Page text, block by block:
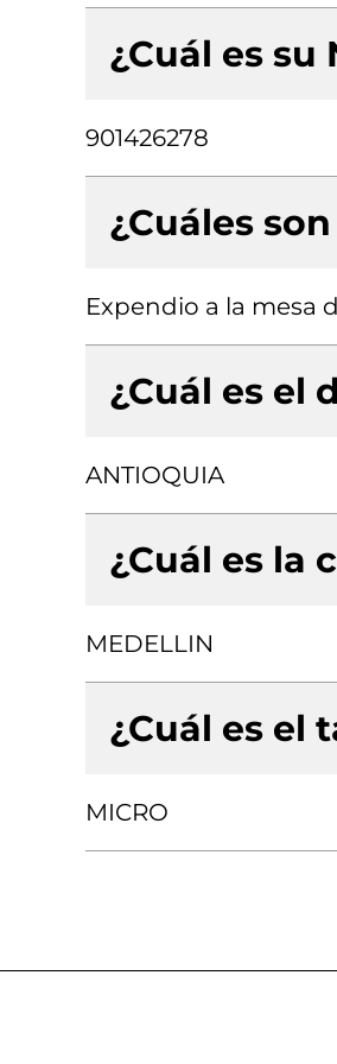
¿Cuál es su
901426278
¿Cuáles
Expendio a la mesa
¿Cuál es el
ANTIOQUIA
¿Cuál es la
MEDELLIN
¿Cuál es el
MICRO